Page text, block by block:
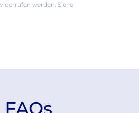
werden. Siehe
FAQs